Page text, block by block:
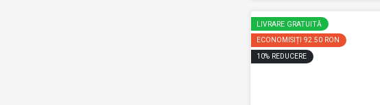
LIVRARE GRATUITĂ
ECONOMISIȚI 92.50 RON
10% REDUCERE